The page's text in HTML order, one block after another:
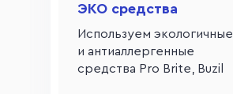
ЭКО средства
Используем экологичные
и антиаллергенные
средства Pro Brite, Buzil